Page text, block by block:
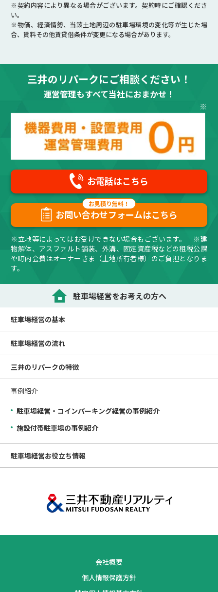
※契約内容により異なる場合がございます。契約時にご確認くださ
い。
※物価、経済情勢、当該土地周辺の駐車場環境の変化等が生じた場
合、賃料その他賃貸借条件が変更になる場合があります。
三井のリパークにご相談ください！
運営管理もすべて当社におまかせ！
お電話はこちら
お問い合わせフォームはこちら
※立地等によってはお受けできない場合もございます。 ※建
物解体、アスファルト舗装、外溝、固定資産税などの租税公課
や町内会費はオーナーさま（土地所有者様）のご負担となりま
す。
駐車場経営をお考えの方へ
駐車場経営の基本
駐車場経営の流れ
三井のリパークの特徴
事例紹介
駐車場経営・コインパーキング経営の事例紹介
施設付帯駐車場の事例紹介
駐車場経営お役立ち情報
会社概要
個人情報保護方針